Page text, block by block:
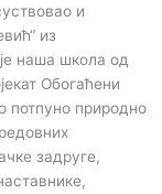
и
из
наша школа од
Обогаћени
потпуно природно
задруге,